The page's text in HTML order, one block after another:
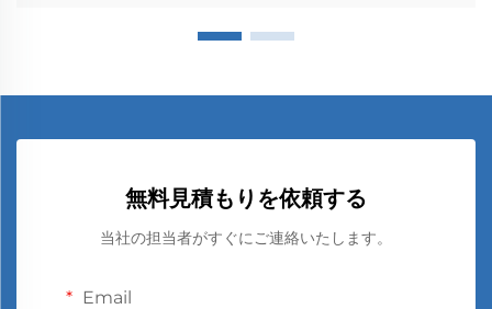
無料見積もりを依頼する
当社の担当者がすぐにご連絡いたします。
Email